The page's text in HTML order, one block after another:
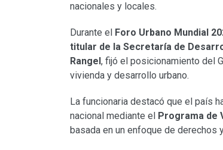
nacionales y locales.
Durante el Foro Urbano Mundial
titular de la Secretaría de
Rangel , fijó el posicionamiento del
vivienda y desarrollo urbano.
La funcionaria destacó que el país
nacional mediante el
Programa de
basada en un enfoque de derechos